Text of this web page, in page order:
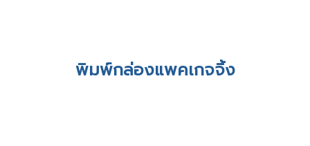
พิมพ์กล่องแพคเกจจิ้ง